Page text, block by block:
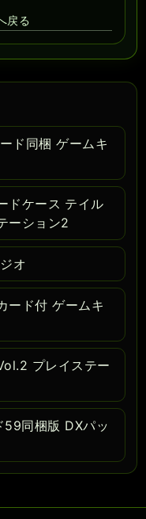
戻る
ド同梱 ゲームキ
ドケース テイル
ーション2
オ
ード付 ゲームキ
プレイステー
59同梱版 DXパッ